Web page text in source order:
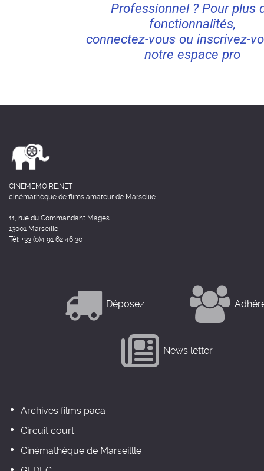
Professionnel ? Pour plus
fonctionnalités,
connectez-vous ou inscrivez-
notre espace pro
CINEMEMOIRE.NET
cinémathèque de films amateur de Marseille
11, rue du Commandant Mages
13001 Marseille
Tél: +33 (0)4 91 62 46 30
Déposez
News letter
Archives films paca
Circuit court
Cinémathèque de Marseillle